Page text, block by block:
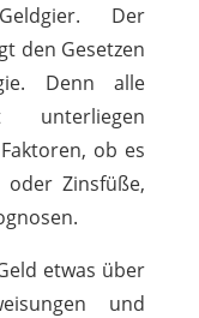
Der
den Gesetzen
Denn alle
unterliegen
ob es
Zinsfüße,
etwas über
und